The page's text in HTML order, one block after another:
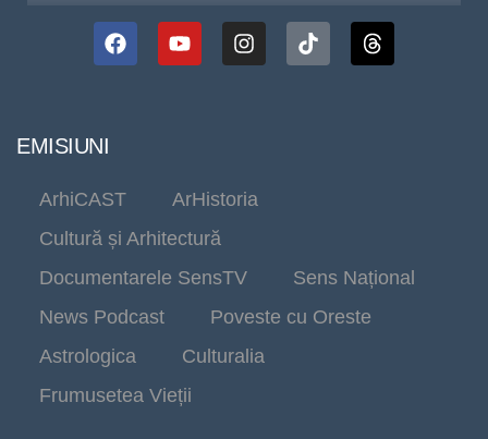
EMISIUNI
ArhiCAST
ArHistoria
Cultură și Arhitectură
Documentarele SensTV
Sens Național
News Podcast
Poveste cu Oreste
Astrologica
Culturalia
Frumusetea Vieții